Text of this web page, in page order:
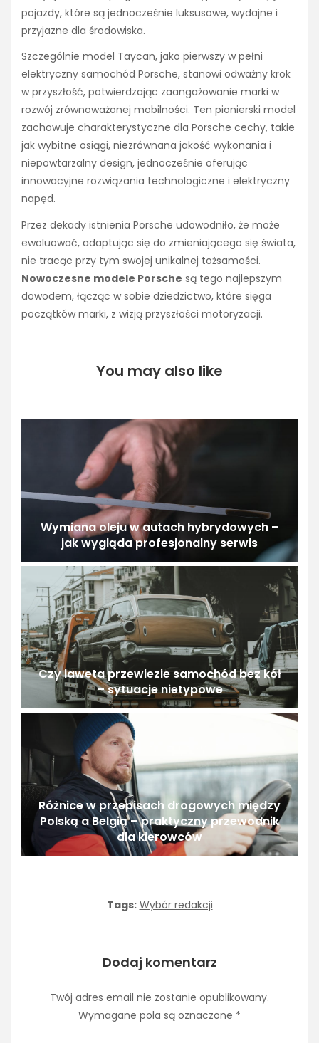
pojazdy, które są jednocześnie luksusowe, wydajne i
przyjazne dla środowiska.
Szczególnie model Taycan, jako pierwszy w pełni
elektryczny samochód Porsche, stanowi odważny krok
w przyszłość, potwierdzając zaangażowanie marki w
rozwój zrównoważonej mobilności. Ten pionierski model
zachowuje charakterystyczne dla Porsche cechy, takie
jak wybitne osiągi, niezrównana jakość wykonania i
niepowtarzalny design, jednocześnie oferując
innowacyjne rozwiązania technologiczne i elektryczny
napęd.
Przez dekady istnienia Porsche udowodniło, że może
ewoluować, adaptując się do zmieniającego się świata,
nie tracąc przy tym swojej unikalnej tożsamości.
Nowoczesne modele Porsche są tego najlepszym
dowodem, łącząc w sobie dziedzictwo, które sięga
początków marki, z wizją przyszłości motoryzacji.
You may also like
Wymiana oleju w autach hybrydowych –
jak wygląda profesjonalny serwis
Czy laweta przewiezie samochód bez kół
– sytuacje nietypowe
Różnice w przepisach drogowych między
Polską a Belgią – praktyczny przewodnik
dla kierowców
Tags: Wybór redakcji
Dodaj komentarz
Twój adres email nie zostanie opublikowany.
Wymagane pola są oznaczone *